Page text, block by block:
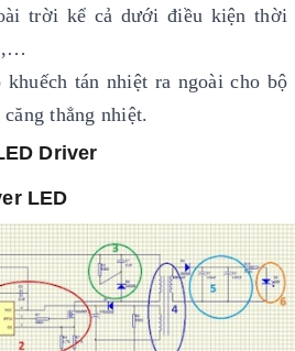
trời kể cả dưới điều kiện thời
tán nhiệt ra ngoài cho bộ
thẳng nhiệt.
Driver
LED